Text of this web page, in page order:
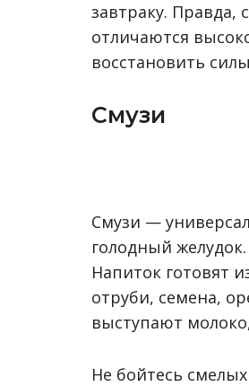
завтраку. Правда,
отличаются
восстановить
Смузи
Смузи —
голодный
Напиток готовят
отруби, семена,
выступают
Не бойтесь